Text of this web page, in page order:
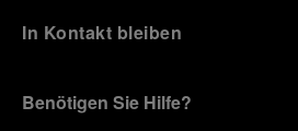
In Kontakt bleiben
Benötigen Sie Hilfe?